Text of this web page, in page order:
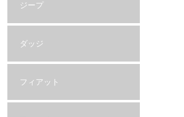
ジープ
ダッジ
フィアット